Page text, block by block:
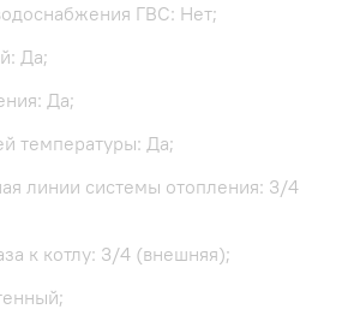
ГВС: Нет;
Да;
Да;
температуры: Да;
линии системы отопления: 3/4
к котлу: 3/4 (внешняя);